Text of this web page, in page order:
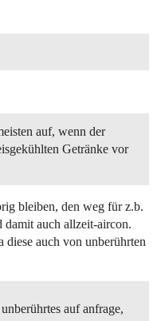
auf, wenn der
Getränke vor
bleiben, den weg für z.b.
damit auch allzeit-aircon.
diese auch von unberührten
auf anfrage,